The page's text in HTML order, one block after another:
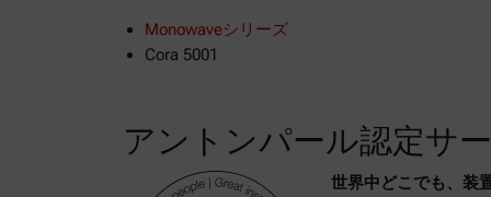
Monowaveシリーズ
Cora 5001
アントンパール認定サ
世界中どこでも、装